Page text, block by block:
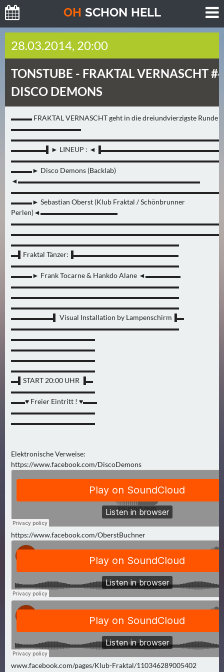
OH SCHON HELL
H
E
T
E
(
)
M
O
R
G
E
N
0
)
U
E
R
M
O
R
G
N
(
0
)
N
Ä
C
E
R
R
E
T
G
0
)
28.03.2014, 20:00
TONSTUBE - FRAKTAL VERNASCHT
DISCO DEMONS
▬▬▬ FRAKTAL VERNASCHT geht in die dreiundvierzigste Runde
▬▬▬▬▬▬▬▬▬▬
▬▬▬▬▬▌► LINEUP :
▬▬▬► Disco Demons (Backlab)
◄▬▬▬▬▬▬▬▬▬▬▬▬▬▬▬▬▬▬▬▬▬▬▬▬▬▬
▬▬▬► Sebastian Oberst (Klub Fraktal / Schönbrunner
Perlen)◄▬▬▬▬▬▬▬▬▬▬▬
▬▬▬▬▬▬▬▬▬▬▬▬▬▬▬▬▬▬▬▬▬▬▬▬
▬▌Fraktal Tänzer:▐▬▬▬▬▬▬▬▬▬▬▬▬▬▬▬
▬▬▬▬▬▬▬▬▬▬▬▬▬▬▬▬▬▬▬▬▬▬▬▬
▬▬▬► Frank Tocarne & Hankdo Alane ◄▬▬▬▬▬
▬▬▬▬▬▬▬▬▬▬▬▬▬▬▬▬▬▬▬▬▬▬▬▬
▬▬▬▬▬▬▬▬▬▬▬▬▬▬▬▬▬▬▬▬▬▬▬▬
▬▬▬▬▬▬▬▬▬▬▬▬▬▬▬▬▬▬▬▬▬▬▬▬
▬▬▬▬▬▬▌ Visual Installation by Lampenschirm▐▬
▬▬▬▬▬▬▬▬▬▬▬▬▬▬▬▬▬▬▬▬▬▬▬▬
▬▬▬▬▬▬▬▬▬▬▬▬
▬▬▬▬▬▬▬▬▬▬▬▬
▬▬▬▬▬▬▬▬▬▬▬▬
▬▬▬▬▬▬▬▬▬▬▬▬
▬▌START 20:00 UHR ▐▬
▬▬▬▬▬▬▬▬▬▬▬▬
▬▬♥ Freier Eintritt ! ♥▬▬
▬▬▬▬▬▬▬▬▬▬▬▬
▬▬▬▬▬▬▬▬▬▬▬▬
Elektronische Verweise:
https://www.facebook.com/DiscoDemons
https://www.facebook.com/OberstBuchner
www.facebook.com/pages/Klub-Fraktal/110346289005402